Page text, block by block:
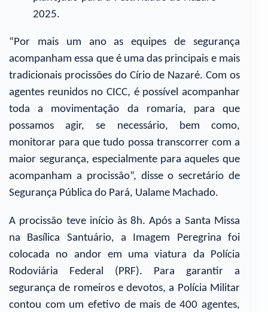
2025.
“Por mais um ano as equipes de segurança
acompanham essa que é uma das principais e mais
tradicionais procissões do Círio de Nazaré. Com os
agentes reunidos no CICC, é possível acompanhar
toda a movimentação da romaria, para que
possamos agir, se necessário, bem como,
monitorar para que tudo possa transcorrer com a
maior segurança, especialmente para aqueles que
acompanham a procissão”, disse o secretário de
Segurança Pública do Pará, Ualame Machado.
A procissão teve início às 8h. Após a Santa Missa
na Basílica Santuário, a Imagem Peregrina foi
colocada no andor em uma viatura da Polícia
Rodoviária Federal (PRF). Para garantir a
segurança de romeiros e devotos, a Polícia Militar
contou com um efetivo de mais de 400 agentes,